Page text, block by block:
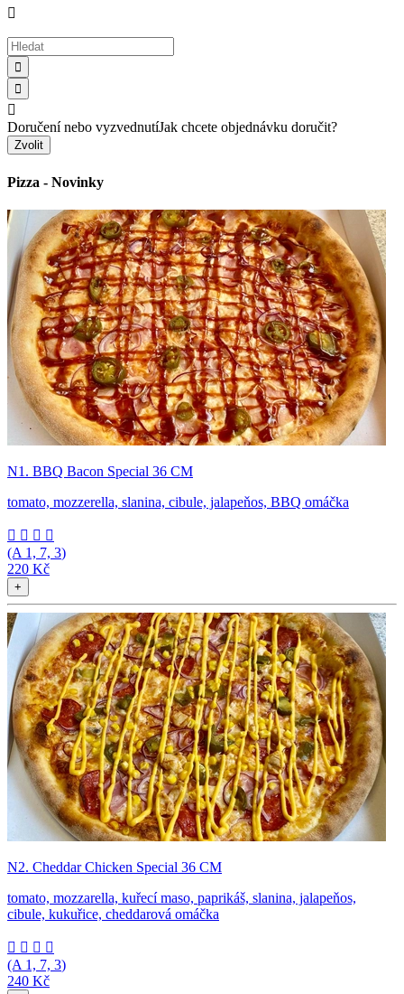




Doručení nebo vyzvednutíJak chcete objednávku doručit?
Zvolit
Pizza - Novinky
N1. BBQ Bacon Special 36 CM
tomato, mozzerella, slanina, cibule, jalapeňos, BBQ omáčka
   
(A 1, 7, 3)
220 Kč
+
N2. Cheddar Chicken Special 36 CM
tomato, mozzarella, kuřecí maso, paprikáš, slanina, jalapeňos,
cibule, kukuřice, cheddarová omáčka
   
(A 1, 7, 3)
240 Kč